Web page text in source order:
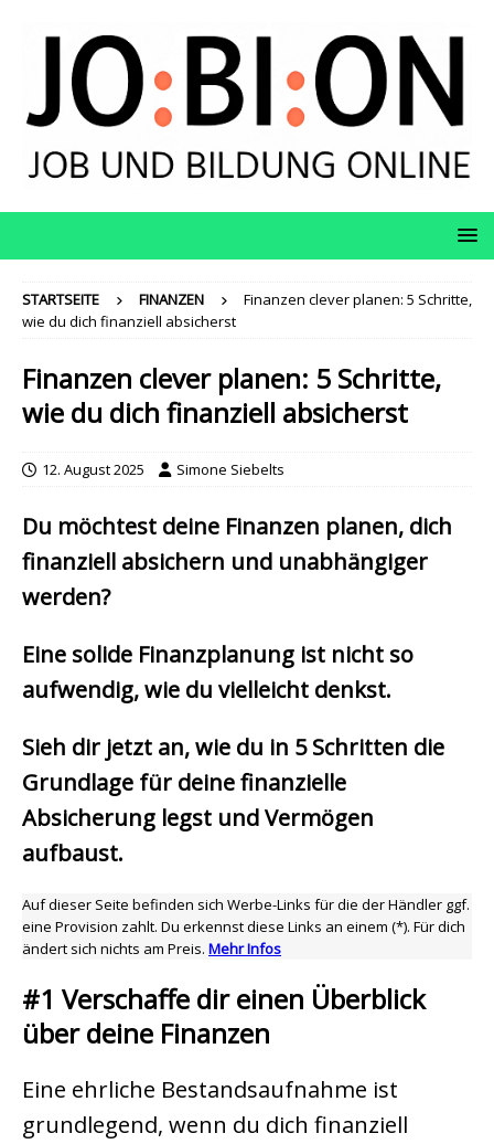
STARTSEITE FINANZEN
Finanzen clever planen: 5 Schritte,
wie du dich finanziell absicherst
Finanzen clever planen: 5 Schritte,
wie du dich finanziell absicherst
12. August 2025 Simone Siebelts
Du möchtest deine Finanzen planen, dich
finanziell absichern und unabhängiger
werden?
Eine solide Finanzplanung ist nicht so
aufwendig, wie du vielleicht denkst.
Sieh dir jetzt an, wie du in 5 Schritten die
Grundlage für deine finanzielle
Absicherung legst und Vermögen
aufbaust.
Auf dieser Seite befinden sich Werbe-Links für die der Händler ggf.
eine Provision zahlt. Du erkennst diese Links an einem (*). Für dich
ändert sich nichts am Preis. Mehr Infos
#1 Verschaffe dir einen Überblick
über deine Finanzen
Eine ehrliche Bestandsaufnahme ist
grundlegend, wenn du dich finanziell